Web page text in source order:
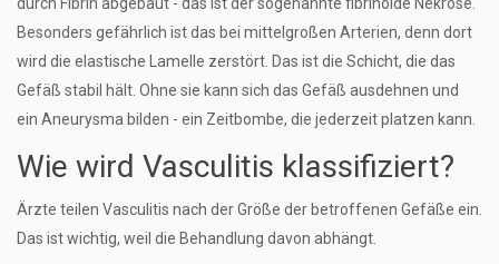
Besonders gefährlich ist das bei mittelgroßen Arterien, denn dort
wird die elastische Lamelle zerstört. Das ist die Schicht, die das
Gefäß stabil hält. Ohne sie kann sich das Gefäß ausdehnen und
ein Aneurysma bilden - ein Zeitbombe, die jederzeit platzen kann.
Wie wird Vasculitis klassifiziert?
Ärzte teilen Vasculitis nach der Größe der betroffenen Gefäße ein.
Das ist wichtig, weil die Behandlung davon abhängt.